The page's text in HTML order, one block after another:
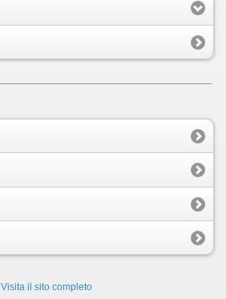
Visita il sito completo